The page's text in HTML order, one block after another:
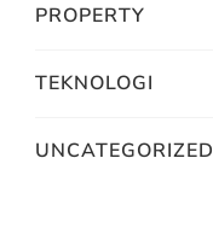
PROPERTY
TEKNOLOGI
UNCATEGORIZED